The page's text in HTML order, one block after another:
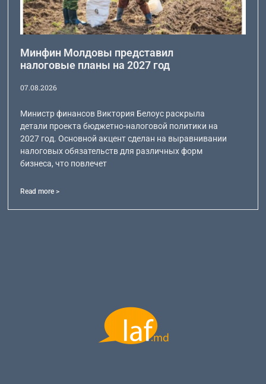
Минфин Молдовы представил
налоговые планы на 2027 год
07.08.2026
Министр финансов Виктория Белоус раскрыла
детали проекта бюджетно-налоговой политики на
2027 год. Основной акцент сделан на выравнивании
налоговых обязательств для различных форм
бизнеса, что повлечет
Read more >